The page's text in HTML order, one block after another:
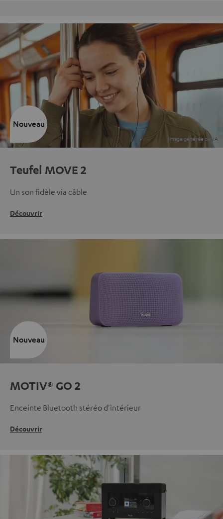
Teufel MOVE 2
Un son fidèle via câble
Découvrir
Nouveau
MOTIV® GO 2
Enceinte Bluetooth stéréo d'intérieur
Découvrir
Nouveau